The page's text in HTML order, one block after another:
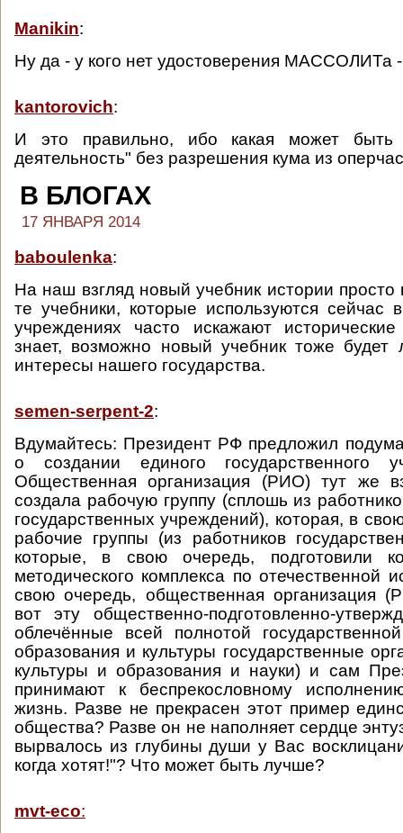
Manikin:
Ну да - у кого нет удостоверения МАССОЛИТа -
kantorovich:
И это правильно, ибо какая может быть
деятельность" без разрешения кума из
В БЛОГАХ
17 ЯНВАРЯ 2014
baboulenka:
На наш взгляд новый учебник истории просто
те учебники, которые используются сейчас
учреждениях часто искажают
знает, возможно новый учебник тоже будет
интересы нашего государства.
semen-serpent-2:
Вдумайтесь: Президент РФ предложил
о создании единого государственного
Общественная организация (РИО) тут же
создала рабочую группу (сплошь из
государственных учреждений), которая, в
рабочие группы (из работников
которые, в свою очередь, подготовили
методического комплекса по отечественной
свою очередь, общественная организация
вот эту общественно-подготовленно-
облечённые всей полнотой
образования и культуры государственные
культуры и образования и науки) и сам
принимают к беспрекословному
жизнь. Разве не прекрасен этот пример
общества? Разве он не наполняет сердце
вырвалось из глубины души у Вас
когда хотят!"? Что может быть лучше?
mvt-eco: